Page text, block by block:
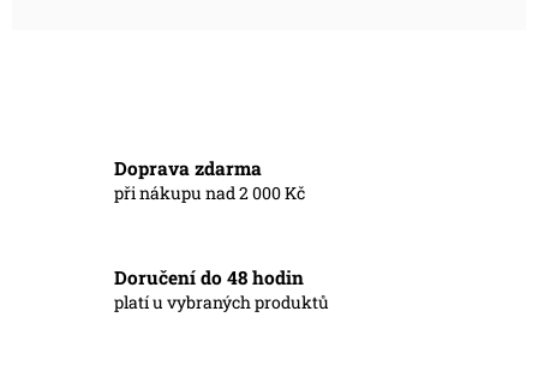
Doprava zdarma
při nákupu nad 2 000 Kč
Doručení do 48 hodin
platí u vybraných produktů